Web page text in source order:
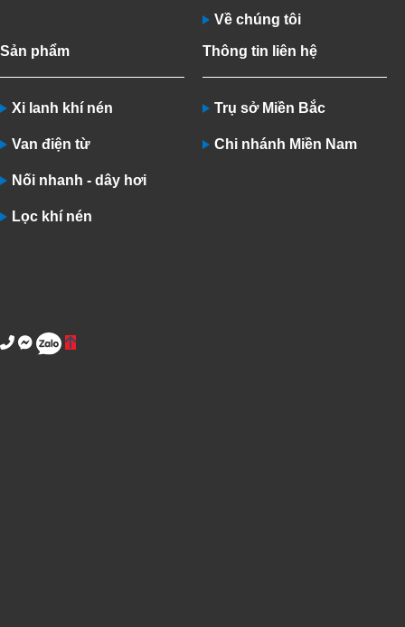
Về chúng tôi
Sản phẩm
Xi lanh khí nén
Van điện từ
Nối nhanh - dây hơi
Lọc khí nén
Thông tin liên hệ
Trụ sở Miền Bắc
Chi nhánh Miền Nam